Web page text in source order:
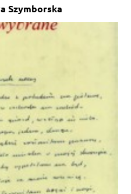
Szymborska